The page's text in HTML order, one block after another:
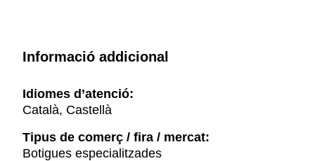
Informació addicional
Idiomes d’atenció:
Català, Castellà
Tipus de comerç / fira / mercat:
Botigues especialitzades